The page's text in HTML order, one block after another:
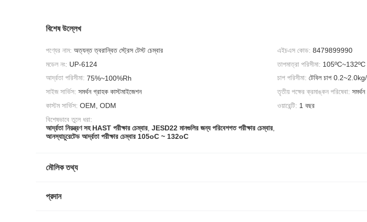
বিশেষ উল্লেখ
পণ্যের নাম: অত্যন্ত ত্বরান্বিত স্ট্রেস টেস্ট চেম্বার এইচএস কোড: 8479899990
মডেল নং: UP-6124 তাপমাত্রা পরিসীমা: 105ºC~132ºC
আর্দ্রতা পরিসীমা: 75%~100%Rh চাপ পরিসীমা: টেবিল চাপ
সাইজ সার্ভিস: সমর্থন গ্রাহক কাস্টমাইজেশন তৃতীয় পক্ষের ক্রমাঙ্কন পরিষেবা:
কাস্টম সার্ভিস: OEM, ODM ওয়ারেন্টি: 1 বছর
বিশেষভাবে তুলে ধরা:
আর্দ্রতা নিয়ন্ত্রণ সহ HAST পরীক্ষার চেম্বার JESD22 মানগুলির জন্য পরিবেশগত পরীক্ষার চেম্বার
আনস্যাচুরেটেড আর্দ্রতা পরীক্ষার চেম্বার 105oC ~ 132oC
মৌলিক তথ্য
প্রদান